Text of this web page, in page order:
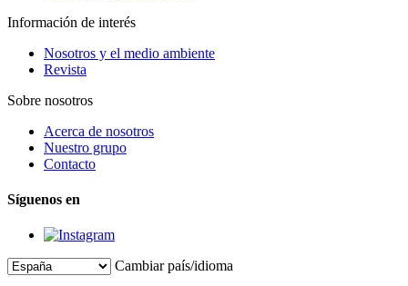
Información de interés
Nosotros y el medio ambiente
Revista
Sobre nosotros
Acerca de nosotros
Nuestro grupo
Contacto
Síguenos en
Cambiar país/idioma